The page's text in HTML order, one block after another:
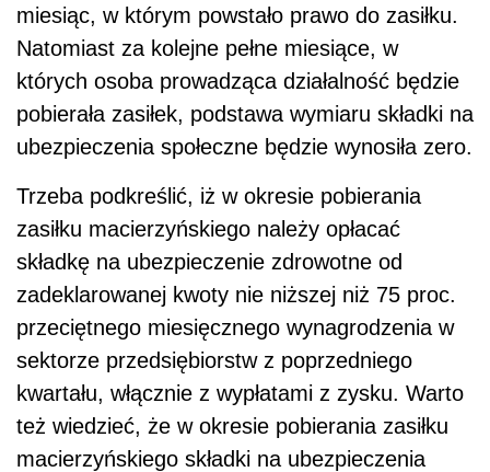
miesiąc, w którym powstało prawo do zasiłku.
Natomiast za kolejne pełne miesiące, w
których osoba prowadząca działalność będzie
pobierała zasiłek, podstawa wymiaru składki na
ubezpieczenia społeczne będzie wynosiła zero.
Trzeba podkreślić, iż w okresie pobierania
zasiłku macierzyńskiego należy opłacać
składkę na ubezpieczenie zdrowotne od
zadeklarowanej kwoty nie niższej niż 75 proc.
przeciętnego miesięcznego wynagrodzenia w
sektorze przedsiębiorstw z poprzedniego
kwartału, włącznie z wypłatami z zysku. Warto
też wiedzieć, że w okresie pobierania zasiłku
macierzyńskiego składki na ubezpieczenia